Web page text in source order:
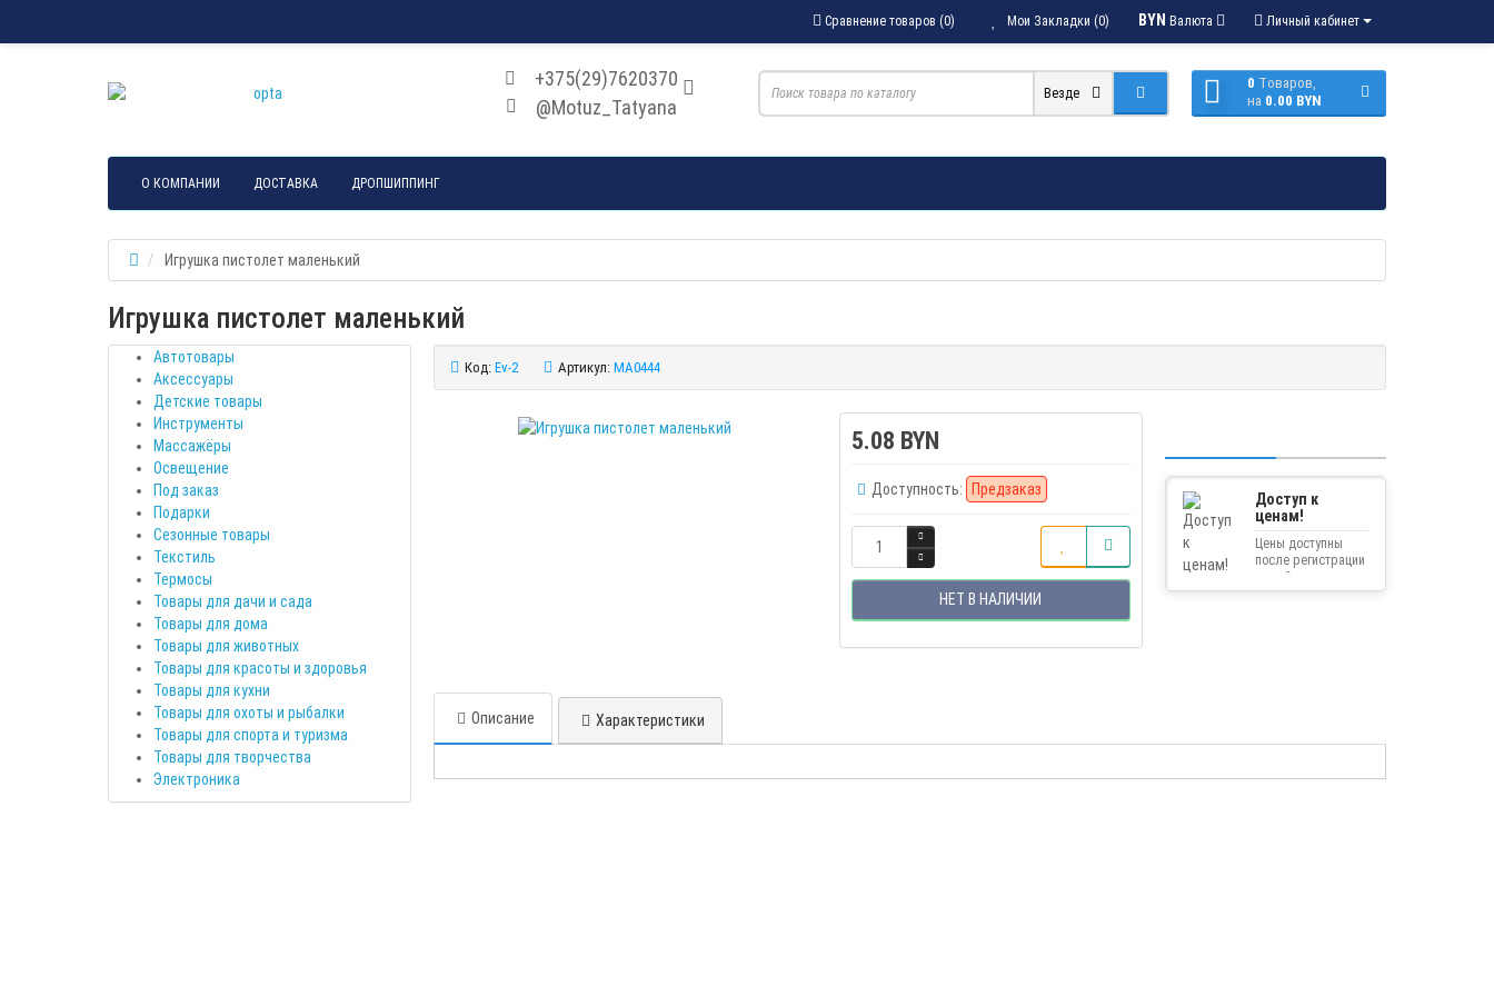
Личный кабинет
BYN Валюта
Мои Закладки (0)
Сравнение товаров (0)
+375(29)7620370
@Motuz_Tatyana
0 Tоваров,
на 0.00 BYN
Везде
О КОМПАНИИ ДОСТАВКА ДРОПШИППИНГ
Игрушка пистолет маленький
Игрушка пистолет маленький
Автотовары
Аксессуары
Детские товары
Инструменты
Массажёры
Освещение
Под заказ
Подарки
Сезонные товары
Текстиль
Термосы
Товары для дачи и сада
Товары для дома
Товары для животных
Товары для красоты и здоровья
Товары для кухни
Товары для охоты и рыбалки
Товары для спорта и туризма
Товары для творчества
Электроника
Код: Ev-2 Артикул: MA0444
5.08 BYN
Доступность: Предзаказ
НЕТ В НАЛИЧИИ
Доступ к
ценам!
Цены доступны
после регистрации
на сайте.
Описание Характеристики